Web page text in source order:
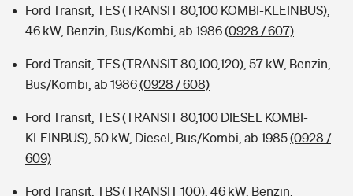
Ford Transit, TES (TRANSIT 80,100 KOMBI-KLEINBUS),
46 kW, Benzin, Bus/Kombi, ab 1986(0928 / 607)
Ford Transit, TES (TRANSIT 80,100,120), 57 kW, Benzin,
Bus/Kombi, ab 1986(0928 / 608)
Ford Transit, TES (TRANSIT 80,100 DIESEL KOMBI-
KLEINBUS), 50 kW, Diesel, Bus/Kombi, ab 1985(0928 /
609)
Ford Transit, TBS (TRANSIT 100), 46 kW, Benzin,